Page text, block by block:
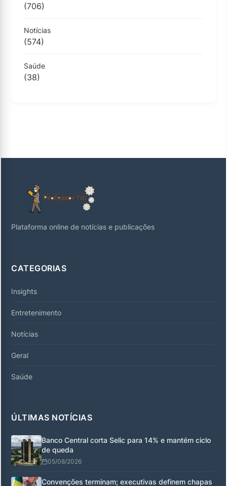
(706)
Notícias
(574)
Saúde
(38)
Plataforma online de notícias e publicações
CATEGORIAS
Insights
Entretenimento
Notícias
Geral
Saúde
ÚLTIMAS NOTÍCIAS
Banco Central corta Selic para 14% e mantém ciclo
de queda
05/08/2026
Convenções terminam; executivas definem chapas